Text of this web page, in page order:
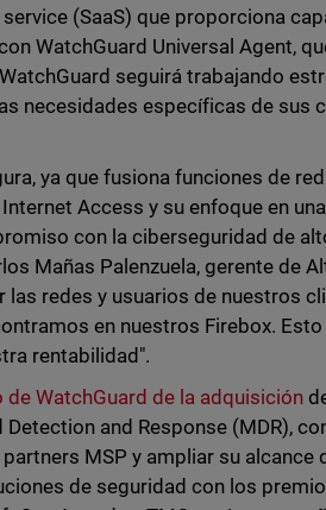
(SaaS) que proporciona
WatchGuard Universal Agent,
seguirá trabajando
necesidades específicas de sus
ya que fusiona funciones de
Access y su enfoque en
con la ciberseguridad de
Mañas Palenzuela, gerente de
redes y usuarios de nuestros
en nuestros Firebox.
rentabilidad".
de WatchGuard de la adquisición
and Response (MDR),
MSP y ampliar su alcance
de seguridad con los